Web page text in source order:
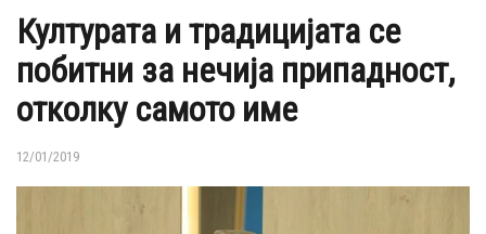
Културата и традицијата се
побитни за нечија припадност,
отколку самото име
12/01/2019